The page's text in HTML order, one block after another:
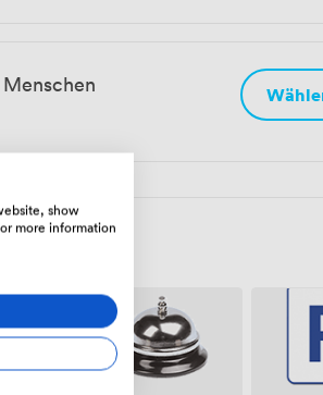
show
more information